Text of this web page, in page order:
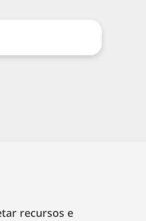
recursos e